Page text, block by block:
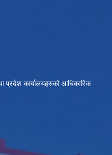
प्रदेश कार्यालयहरुको आधिकारिक